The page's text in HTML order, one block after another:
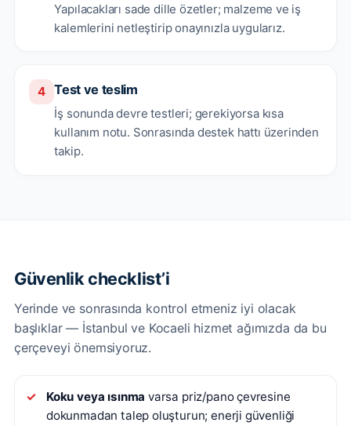
Yapılacakları sade dille özetler; malzeme ve iş
kalemlerini netleştirip onayınızla uygularız.
4 Test ve teslim
İş sonunda devre testleri; gerekiyorsa kısa
kullanım notu. Sonrasında destek hattı üzerinden
takip.
Güvenlik checklist’i
Yerinde ve sonrasında kontrol etmeniz iyi olacak
başlıklar — İstanbul ve Kocaeli hizmet ağımızda da bu
çerçeveyi önemsiyoruz.
Koku veya ısınma varsa priz/pano çevresine
dokunmadan talep oluşturun; enerji güvenliği